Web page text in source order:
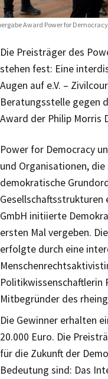
Award Power for
Die Preisträger des
stehen fest: Eine
Augen auf e.V. –
Beratungsstelle gegen
Award der Philip Morris
Power for Democracy
und Organisationen,
demokratische
Gesellschaftsstrukturen
GmbH initiierte
ersten Mal vergeben.
erfolgte durch eine
Politikwissenschaftlerin
Mitbegründer des
Die Gewinner erhalten
20.000 Euro. Die
für die Zukunft der
Bedeutung sind: Das